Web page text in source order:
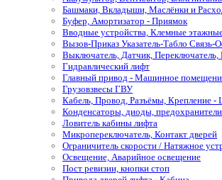
Башмаки, Вкладыши, Маслёнки и
Буфер, Амортизатор - Приямок
Вводные устройства, Клемные
Вызов-Приказ Указатель-Табло Связь-
Выключатель, Датчик,
Гидравлический лифт
Главный привод - Машинное
Грузовзвесы ГВУ
Кабель, Провод, Разъёмы, Крепление -
Конденсаторы, диоды,
Ловитель кабины лифта
Микропереключатель, Контакт дверей
Ограничитель скорости / Натяжное
Освещение, Аварийное освещение
Пост ревизии, кнопки стоп